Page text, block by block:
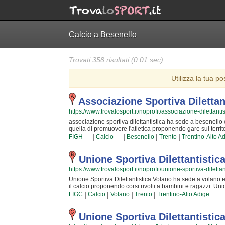
Calcio a Besenello
Trovati 358 risultati (0.01 sec)
Utilizza la tua
Associazione Sportiva
https://www.trovalosport.it/noprofit/associazione-
associazione sportiva dilettantistica ha sede a
quella di promuovere l'atletica proponendo gare sul
sviluppo delle capacità motorie e fisiche degli atleti sia
quotidianamente affrontando sfide difficili.Proprio per
grado di trasmettere quegli ideali in cui associazione
continua ricerca della chiave per migliorare e superare i
immediatamente stupiti.associazione sportiva
allenarti, istruttori qualificati e un ambiente
puoi venire in sede o mandare un messaggio cliccando
FIGH | Calcio | Besenello | Trento | Trentino-Alto
Unione Sportiva
https://www.trovalosport.it/noprofit/unione-sportiva-
Unione Sportiva Dilettantistica Volano ha sede a
il calcio proponendo corsi rivolti a bambini e ragazzi.
e al loro interno sono cresciute generazioni di bambini e
l'importanza del lavoro di squadra. I loro istruttori di
adatti a sviluppare il talento dei bambini che iniziano a
questo motivo Unione Sportiva Dilettantistica Volano
perché possa raggiungere il successo che merita in un
FIGC | Calcio | Volano | Trento | Trentino-Alto Adige
Unione Sportiva